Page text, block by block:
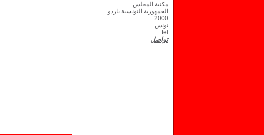
مكتبة المجلس
الجمهورية التونسية باردو
2000
تونس
tel
تواصل